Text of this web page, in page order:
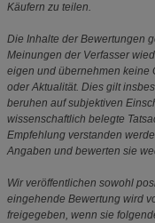
Käufern zu teilen.
Die Inhalte der Bewertungen
Meinungen der Verfasser
eigen und übernehmen keine
oder Aktualität. Dies gilt
beruhen auf subjektiven
wissenschaftlich belegte
Empfehlung verstanden
Angaben und bewerten sie
Wir veröffentlichen sowohl
eingehende Bewertung wird
freigegeben, wenn sie